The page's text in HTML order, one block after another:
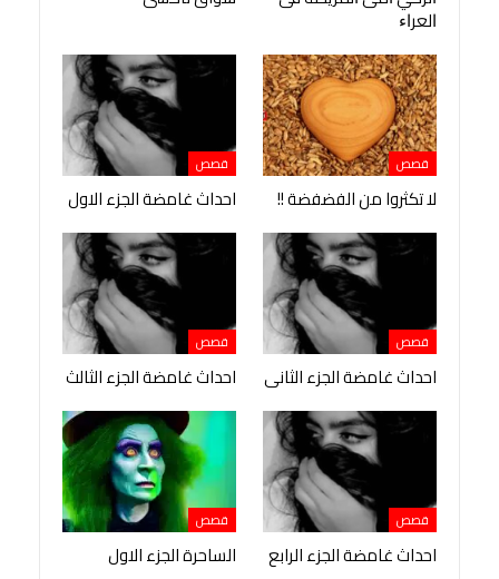
ﺍﻟﻌﺮﺍﺀ
قصص
لا تكثروا من الفضفضة !!
قصص
احداث غامضة الجزء الاول
قصص
احداث غامضة الجزء الثانى
قصص
احداث غامضة الجزء الثالث
قصص
احداث غامضة الجزء الرابع
قصص
الساحرة الجزء الاول